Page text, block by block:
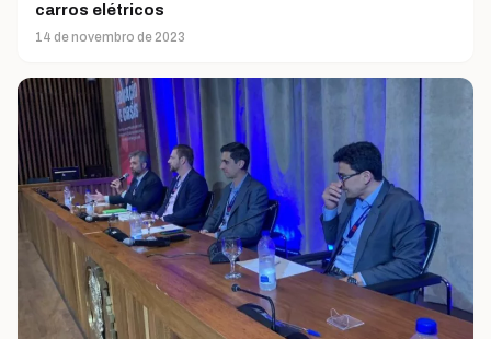
carros elétricos
14 de novembro de 2023